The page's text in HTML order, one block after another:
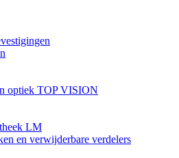
optiek TOP VISION
LM
en verwijderbare verdelers